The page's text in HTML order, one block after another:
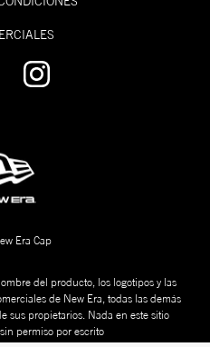
Era Cap
del producto, los logotipos y las
de New Era, todas las demás
sus propietarios. Nada en este sitio
permiso por escrito